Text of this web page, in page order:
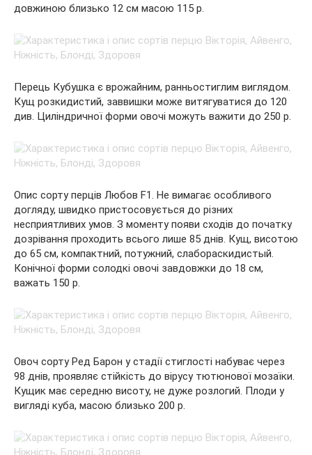
довжиною близько 12 см масою 115 р.
Перець Кубушка є врожайним, ранньостиглим виглядом.
Кущ розкидистий, заввишки може витягуватися до 120
див. Циліндричної форми овочі можуть важити до 250 р.
Опис сорту перців Любов F1. Не вимагає особливого
догляду, швидко пристосовується до різних
несприятливих умов. З моменту появи сходів до початку
дозрівання проходить всього лише 85 днів. Кущ, висотою
до 65 см, компактний, потужний, слабораскидистый.
Конічної форми солодкі овочі завдовжки до 18 см,
важать 150 р.
Овоч сорту Ред Барон у стадії стиглості набуває через
98 днів, проявляє стійкість до вірусу тютюнової мозаїки.
Кущик має середню висоту, не дуже розлогий. Плоди у
вигляді куба, масою близько 200 р.